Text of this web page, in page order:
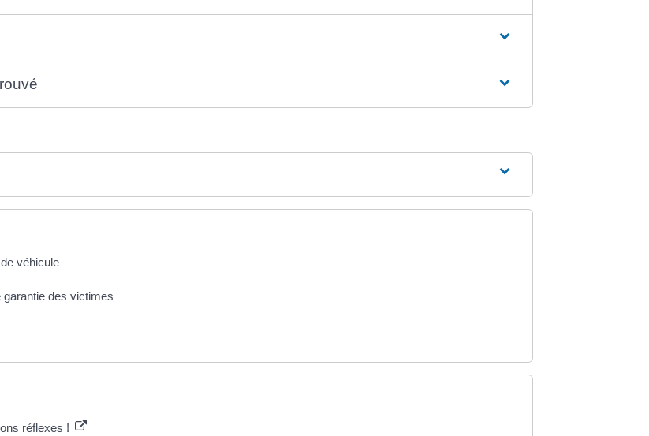
véhicule
des victimes
réflexes !